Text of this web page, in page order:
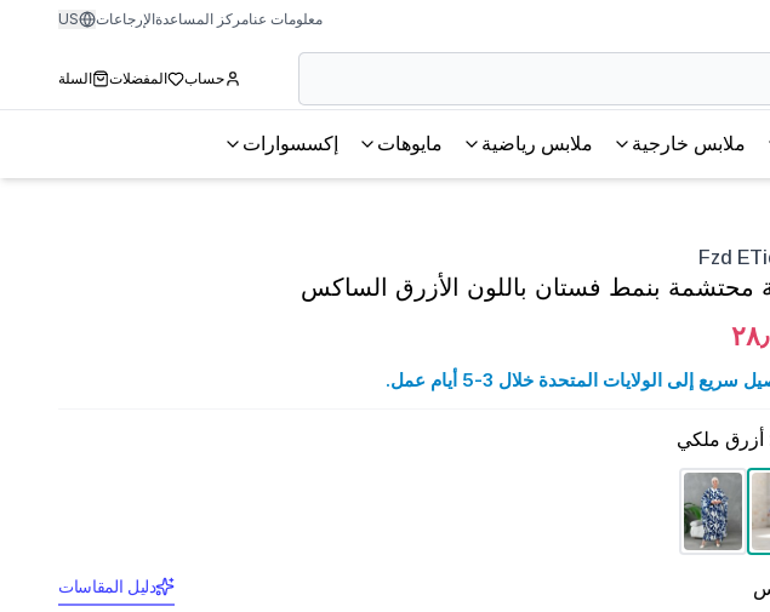
معلومات عنامركز المساعدةالإرجاعات US
حساب المفضلات السلة
ملابس خارجية ملابس رياضية مايوهات إكسسوارات
Fzd
محتشمة بنمط فستان باللون الأزرق الساكس
سريع إلى الولايات المتحدة خلال 3-5 أيام عمل.
أزرق ملكي
دليل المقاسات